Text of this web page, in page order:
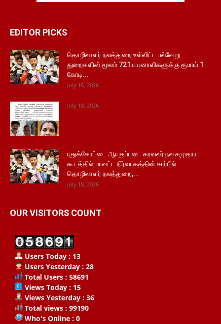
EDITOR PICKS
தொழிலாளர் நலத்துறை உள்ளிட்ட பல்வேறு
துறைகளின் மூலம் 721 பயனாளிகளுக்கு ரூபாய் 1
கோடி...
July 18, 2026
July 18, 2026
புதுக்கோட்டை ஆயுதப்படை காவலர் நல சமுதாய
கூடத்தில் மாவட்ட நிர்வாகத்தின் சார்பில்
தொழிலாளர் நலத்துறை,...
July 18, 2026
OUR VISITORS COUNT
Users Today : 13
Users Yesterday : 28
Total Users : 58691
Views Today : 15
Views Yesterday : 36
Total views : 99190
Who's Online : 0